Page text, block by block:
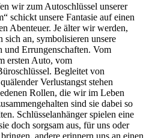
wir zum Autoschlüssel unserer
schickt unsere Fantasie auf einen
Abenteuer. Je älter wir werden,
sich an, symbolisieren unsere
und Errungenschaften. Vom
ersten Auto, vom
Begleitet von
Verlustangst stehen
Rollen, die wir im Leben
sind sie dabei so
Schlüsselanhänger spielen eine
doch sorgsam aus, für uns oder
andere erinnern uns an einen